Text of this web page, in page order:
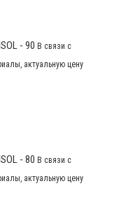
- 90 В связи с
актуальную цену
- 80 В связи с
актуальную цену